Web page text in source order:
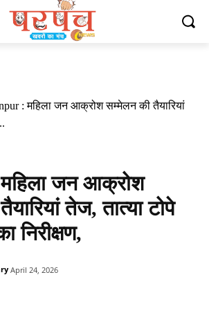
: महिला जन आक्रोश सम्मेलन की तैयारियां
जन आक्रोश
तेज, तात्या टोपे
निरीक्षण,
April 24, 2026